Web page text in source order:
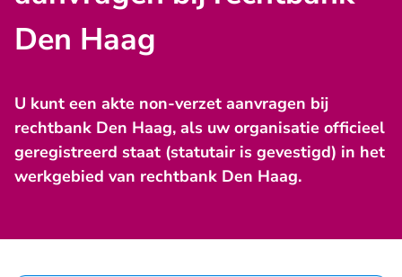
Den Haag
U kunt een akte non-verzet aanvragen bij
rechtbank Den Haag, als uw organisatie officieel
geregistreerd staat (statutair is gevestigd) in het
werkgebied van rechtbank Den Haag.